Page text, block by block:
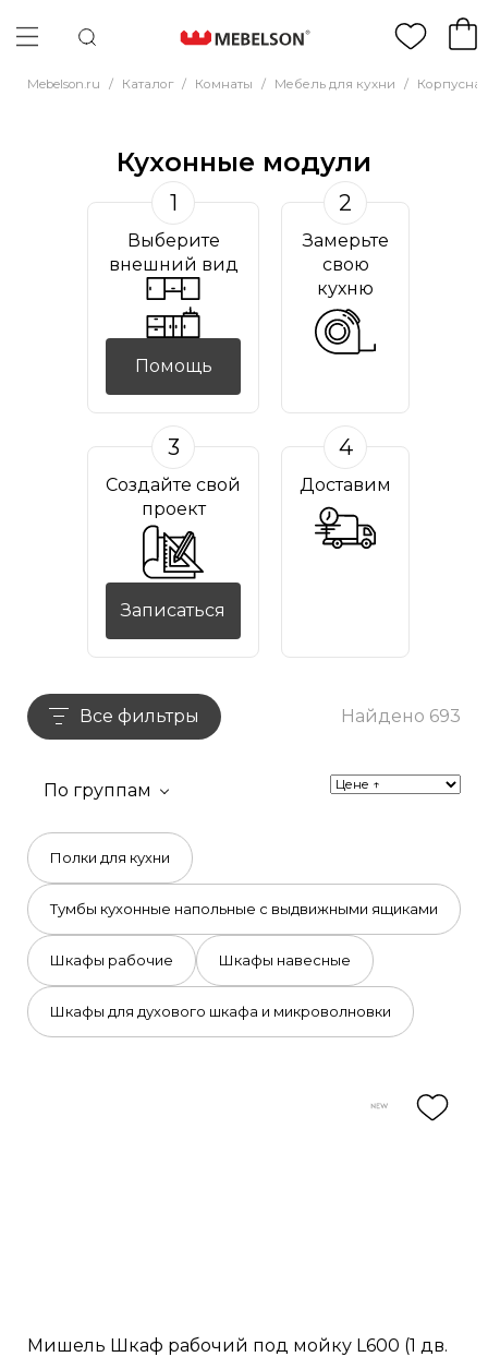
Mebelson.ru / Каталог / Комнаты / Мебель для кухни /
Кухонные модули
1
Выберите
внешний вид
Помощь
2
Замерьте
свою
кухню
3
Создайте свой
проект
Записаться
4
Доставим
Все фильтры Найдено 693
По группам
Полки для кухни
Тумбы кухонные напольные с выдвижными ящиками
Шкафы рабочие Шкафы навесные
Шкафы для духового шкафа и микроволновки
Мишель Шкаф рабочий под мойку L600 (1 дв.